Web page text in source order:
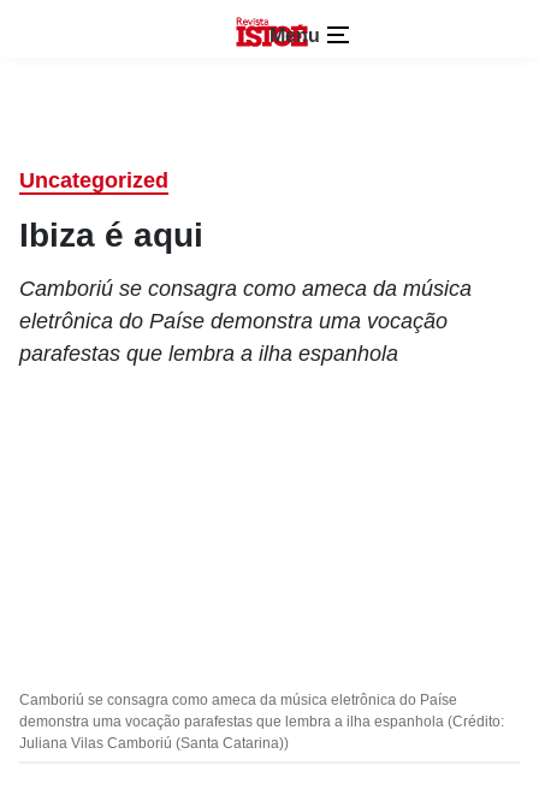
Menu
Uncategorized
Ibiza é aqui
Camboriú se consagra como ameca da música
eletrônica do Paíse demonstra uma vocação
parafestas que lembra a ilha espanhola
Camboriú se consagra como ameca da música eletrônica do Paíse
demonstra uma vocação parafestas que lembra a ilha espanhola (Crédito:
Juliana Vilas Camboriú (Santa Catarina))